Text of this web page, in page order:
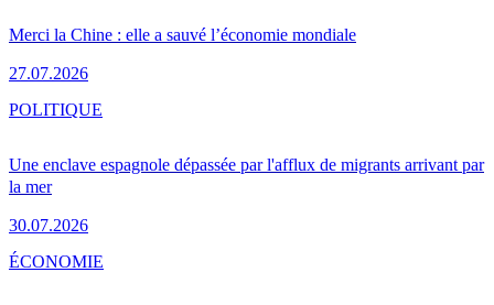
Merci la Chine : elle a sauvé l’économie mondiale
27.07.2026
Une enclave espagnole dépassée par l'afflux de migrants arrivant par
la mer
30.07.2026
POLITIQUE
ÉCONOMIE